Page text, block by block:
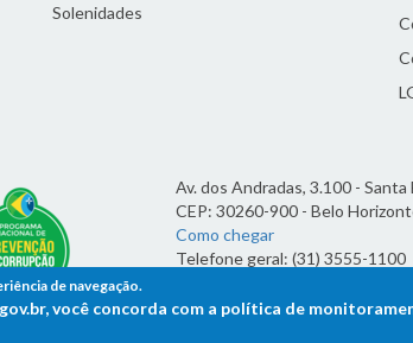
Solenidades
Av. dos Andradas, 3.100 - Santa
CEP: 30260-900 - Belo
Como chegar
Telefone geral: (31) 3555-1100
7h às 19h
de navegação.
você concorda com a política de